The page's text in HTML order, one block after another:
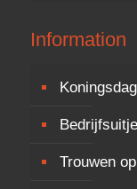
Information
Bedrijfsuitje
Trouwen